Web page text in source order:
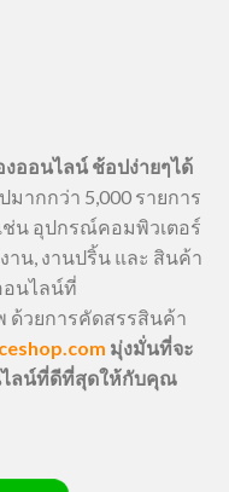
งออนไลน์ ช้อปง่ายๆได้
ากกว่า 5,000 รายการ
ช่น อุปกรณ์คอมพิวเตอร์
าน, งานปริ้น และ สินค้า
อนไลน์ที่
ด้วยการคัดสรรสินค้า
มุ่งมั่นที่จะ
ลน์ที่ดีที่สุดให้กับคุณ